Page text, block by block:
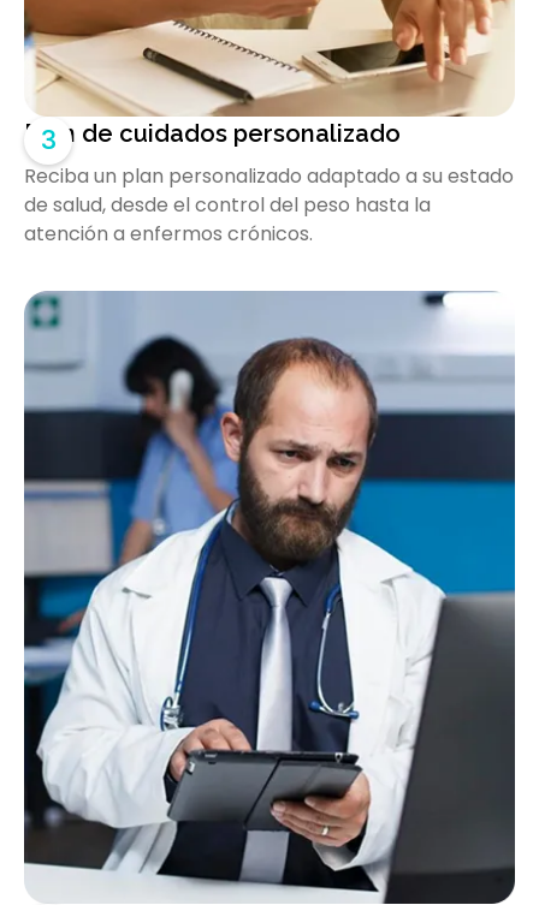
3
Plan de cuidados personalizado
Reciba un plan personalizado adaptado a su estado
de salud, desde el control del peso hasta la
atención a enfermos crónicos.